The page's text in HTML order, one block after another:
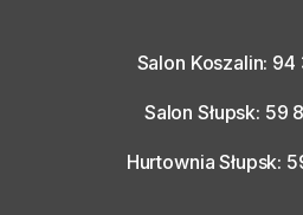
Salon Koszalin:
Salon Słupsk: 59
Hurtownia Słupsk: